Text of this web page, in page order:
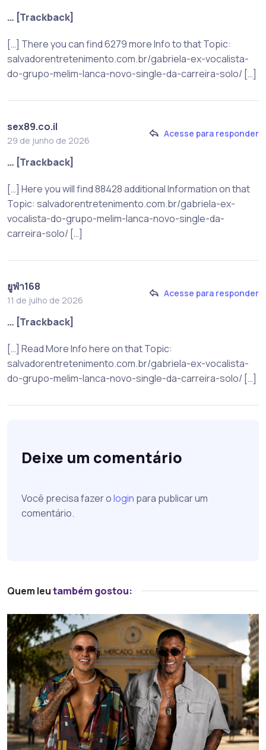
… [Trackback]
[…] There you can find 6279 more Info to that Topic:
salvadorentretenimento.com.br/gabriela-ex-vocalista-
do-grupo-melim-lanca-novo-single-da-carreira-solo/ […]
sex89.co.il
29 de junho de 2026
Acesse para responder
… [Trackback]
[…] Here you will find 88428 additional Information on that
Topic: salvadorentretenimento.com.br/gabriela-ex-
vocalista-do-grupo-melim-lanca-novo-single-da-
carreira-solo/ […]
ยูฟ่า168
11 de julho de 2026
Acesse para responder
… [Trackback]
[…] Read More Info here on that Topic:
salvadorentretenimento.com.br/gabriela-ex-vocalista-
do-grupo-melim-lanca-novo-single-da-carreira-solo/ […]
Deixe um comentário
Você precisa fazer ologin para publicar um
comentário.
Quem leutambém gostou: